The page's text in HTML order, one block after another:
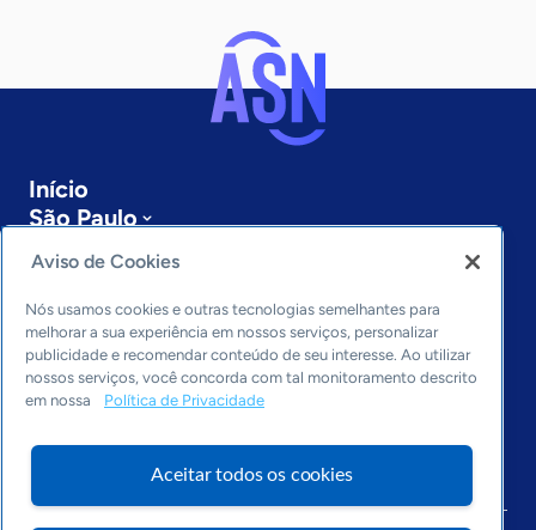
Início
São Paulo
Sobre a ASN
Últimas notícias
Entre em contato
Editorias
Economia & Política
Inovação & Tecnologia
Cultura empreendedora
Arquivo
Aviso de Cookies
Nós usamos cookies e outras tecnologias semelhantes para
melhorar a sua experiência em nossos serviços, personalizar
publicidade e recomendar conteúdo de seu interesse. Ao utilizar
nossos serviços, você concorda com tal monitoramento descrito
em nossa
Política de Privacidade
Aceitar todos os cookies